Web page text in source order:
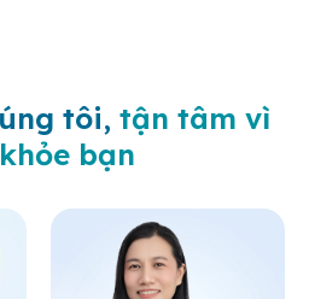
tôi, tận tâm vì
bạn